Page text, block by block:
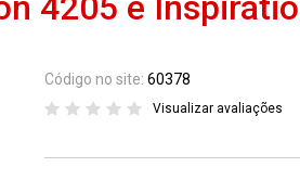
Código no site: 60378
Visualizar avaliações